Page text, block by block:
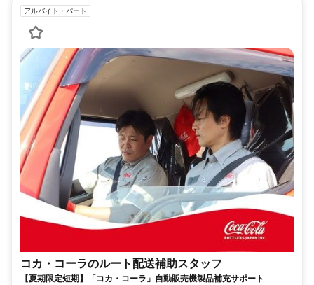
アルバイト・パート
コカ・コーラのルート配送補助スタッフ
【夏期限定短期】「コカ・コーラ」自動販売機製品補充サポート